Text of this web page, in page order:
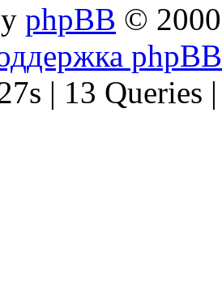
phpBB ©
phpBB
| 13 Queries